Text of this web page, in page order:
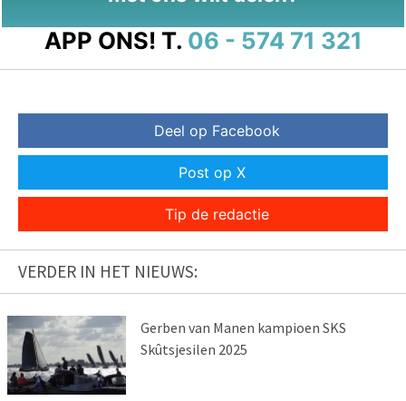
APP ONS! T. 06 - 574 71 321
Deel op Facebook
Post op X
Tip de redactie
VERDER IN HET NIEUWS:
Gerben van Manen kampioen SKS
Skûtsjesilen 2025